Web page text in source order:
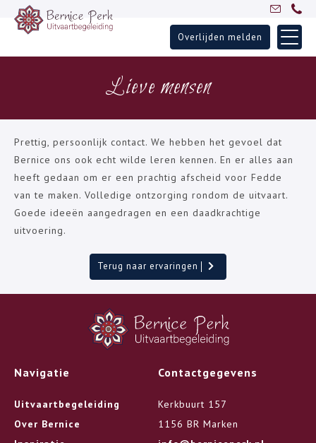
Skip
Home
Uitvaartbegeleiding
Ervaringen
Partners
Blogs
Contact
Overlijden melden
Lieve mensen
Prettig, persoonlijk contact. We hebben het gevoel dat
Bernice ons ook echt wilde leren kennen. En er alles aan
heeft gedaan om er een prachtig afscheid voor Fedde
van te maken. Volledige ontzorging rondom de uitvaart.
Goede ideeën aangedragen en een daadkrachtige
uitvoering.
Terug naar ervaringen
Navigatie
Uitvaartbegeleiding
Over Bernice
Contactgegevens
Kerkbuurt 157
1156 BR Marken